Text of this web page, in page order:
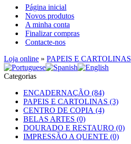
Página inicial
Novos produtos
A minha conta
Finalizar compras
Contacte-nos
Loja online » PAPEIS E CARTOLINAS
Categorias
ENCADERNAÇÃO (84)
PAPEIS E CARTOLINAS (3)
CENTRO DE COPIA (4)
BELAS ARTES (0)
DOURADO E RESTAURO (0)
IMPRESSÃO A QUENTE (0)